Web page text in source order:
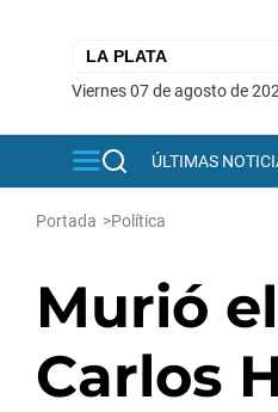
viernes 07 de agosto de
ÚLTIMAS
Portada >Política
Murió
Carlos